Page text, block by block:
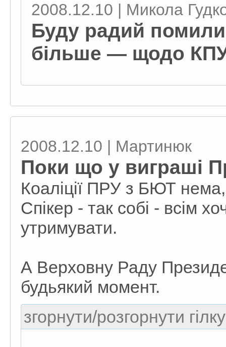
2008.12.10 | Микола
Буду радий
більше — щодо
2008.12.10 | Мартинюк
Поки що у виграші
Коаліції ПРУ з БЮТ
Спікер - так собі - всім
утримувати.
А Верховну Раду
будьякий момент.
згорнути/розгорнути